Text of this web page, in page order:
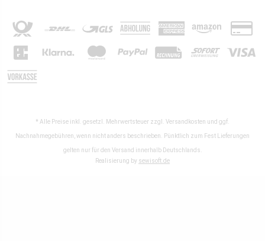
* Alle Preise inkl. gesetzl. Mehrwertsteuer zzgl. Versandkosten und ggf.
Nachnahmegebühren, wenn nicht anders beschrieben. Pünktlich zum Fest Lieferungen
gelten nur für den Versand innerhalb Deutschlands.
Realisierung by sewisoft.de